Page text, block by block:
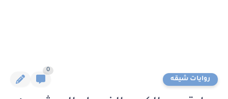
روايات شيقه
0